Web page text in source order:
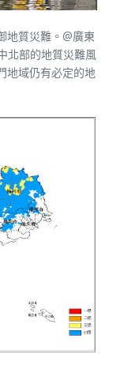
地質災難。@廣東
北部的地質災難風
地域仍有必定的地